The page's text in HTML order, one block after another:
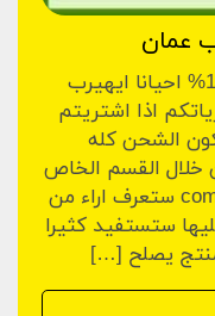
عمان
كود تخفيض اي هيرب عمان 10% احيانا ايهيرب
اذا اشتريتم
يكون الشحن كله
القسم الخاص
بتقييمات العملاء او community link ستعرف اراء من
ستستفيد كثيرا
يصلح […]